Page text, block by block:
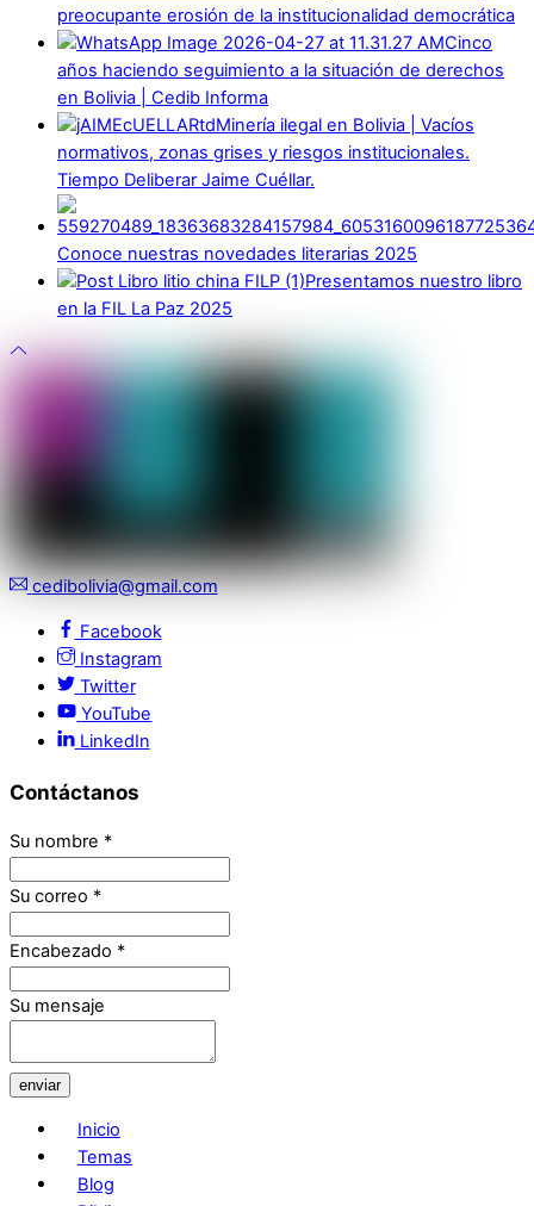
preocupante erosión de la institucionalidad democrática
Cinco
años haciendo seguimiento a la situación de derechos
en Bolivia | Cedib Informa
Minería ilegal en Bolivia | Vacíos
normativos, zonas grises y riesgos institucionales.
Tiempo Deliberar Jaime Cuéllar.
Conoce nuestras novedades literarias 2025
Presentamos nuestro libro
en la FIL La Paz 2025
cedibolivia@gmail.com
Facebook
Instagram
Twitter
YouTube
LinkedIn
Contáctanos
Su nombre *
Su correo *
Encabezado *
Su mensaje
enviar
Inicio
Temas
Blog